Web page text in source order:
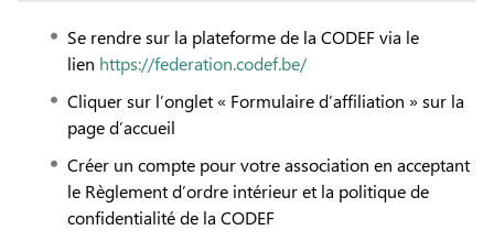
Se rendre sur la plateforme de la CODEF via le
lien https://federation.codef.be/
Cliquer sur l’onglet « Formulaire d’affiliation » sur la
page d’accueil
Créer un compte pour votre association en acceptant
le Règlement d’ordre intérieur et la politique de
confidentialité de la CODEF